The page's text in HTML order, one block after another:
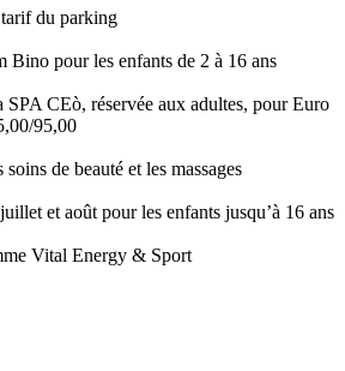
du parking
Bino pour les enfants de 2 à 16 ans
SPA CEò, réservée aux adultes, pour Euro
95,00
de beauté et les massages
et août pour les enfants jusqu’à 16 ans
Vital Energy & Sport